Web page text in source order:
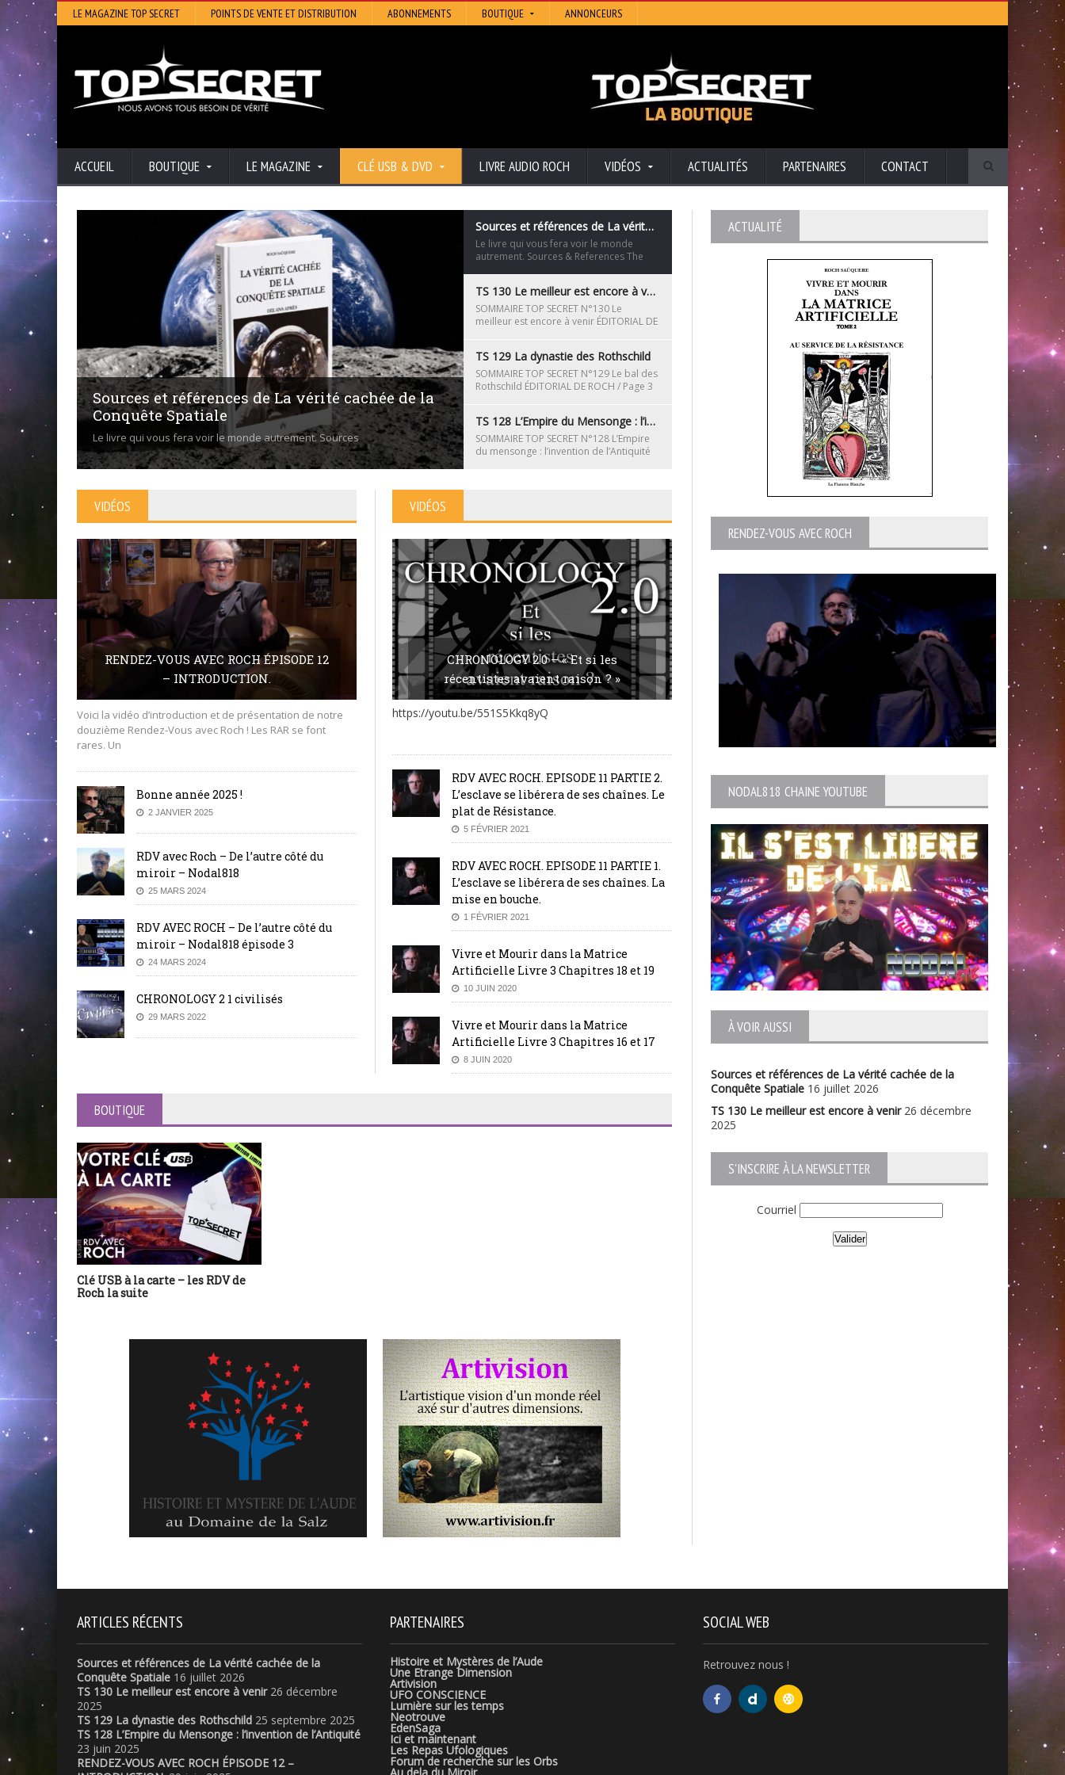
LE MAGAZINE TOP SECRET POINTS DE VENTE ET DISTRIBUTION ABONNEMENTS BOUTIQUE ANNONCEURS
ACCUEIL BOUTIQUE LE MAGAZINE CLÉ USB & DVD LIVRE AUDIO ROCH VIDÉOS ACTUALITÉS PARTENAIRES CONTACT
Sources et références de La vérité cachée de la
Conquête Spatiale
Le livre qui vous fera voir le monde autrement. Sources
Sources et références de La vérité cachée de la Conquête Spatiale
Le livre qui vous fera voir le monde
autrement. Sources & References The
TS 130 Le meilleur est encore à venir
SOMMAIRE TOP SECRET N°130 Le
meilleur est encore à venir ÉDITORIAL DE
TS 129 La dynastie des Rothschild
SOMMAIRE TOP SECRET N°129 Le bal des
Rothschild ÉDITORIAL DE ROCH / Page 3
TS 128 L’Empire du Mensonge : l’invention de l’Antiquité
SOMMAIRE TOP SECRET N°128 L’Empire
du mensonge : l’invention de l’Antiquité
VIDÉOS
RENDEZ-VOUS AVEC ROCH ÉPISODE 12
– INTRODUCTION.
20 JUIN 2025 BY MAXIMICK
Voici la vidéo d’introduction et de présentation de notre
douzième Rendez-Vous avec Roch ! Les RAR se font
rares. Un
Bonne année 2025 !
2 JANVIER 2025
RDV avec Roch – De l’autre côté du
miroir – Nodal818
25 MARS 2024
RDV AVEC ROCH – De l’autre côté du
miroir – Nodal818 épisode 3
24 MARS 2024
CHRONOLOGY 2 1 civilisés
29 MARS 2022
VIDÉOS
CHRONOLOGY 2.0 – « Et si les
récentistes avaient raison ? »
1 MARS 2021 BY MAXIMICK
https://youtu.be/551S5Kkq8yQ
RDV AVEC ROCH. EPISODE 11 PARTIE 2.
L’esclave se libérera de ses chaînes. Le
plat de Résistance.
5 FÉVRIER 2021
RDV AVEC ROCH. EPISODE 11 PARTIE 1.
L’esclave se libérera de ses chaînes. La
mise en bouche.
1 FÉVRIER 2021
Vivre et Mourir dans la Matrice
Artificielle Livre 3 Chapitres 18 et 19
10 JUIN 2020
Vivre et Mourir dans la Matrice
Artificielle Livre 3 Chapitres 16 et 17
8 JUIN 2020
BOUTIQUE
Clé USB à la carte – les RDV de
Roch la suite
ACTUALITÉ
RENDEZ-VOUS AVEC ROCH
NODAL818 CHAINE YOUTUBE
À VOIR AUSSI
Sources et références de La vérité cachée de la
Conquête Spatiale 16 juillet 2026
TS 130 Le meilleur est encore à venir 26 décembre
2025
S'INSCRIRE À LA NEWSLETTER
Courriel
ARTICLES RÉCENTS
Sources et références de La vérité cachée de la
Conquête Spatiale 16 juillet 2026
TS 130 Le meilleur est encore à venir 26 décembre
2025
TS 129 La dynastie des Rothschild 25 septembre 2025
TS 128 L’Empire du Mensonge : l’invention de l’Antiquité
23 juin 2025
RENDEZ-VOUS AVEC ROCH ÉPISODE 12 –
PARTENAIRES
Histoire et Mystères de l’Aude
Une Etrange Dimension
Artivision
UFO CONSCIENCE
Lumière sur les temps
Neotrouve
EdenSaga
Ici et maintenant
Les Repas Ufologiques
Forum de recherche sur les Orbs
SOCIAL WEB
Retrouvez nous !